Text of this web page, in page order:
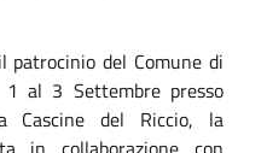
patrocinio del Comune di
al 3 Settembre presso
Cascine del Riccio, la